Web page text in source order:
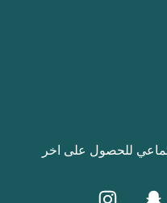
للحصول على اخر